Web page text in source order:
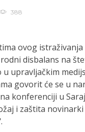
388
ovog istraživanja
disbalans na
upravljačkim
govorit će se u
konferenciji u
i zaštita novinarki